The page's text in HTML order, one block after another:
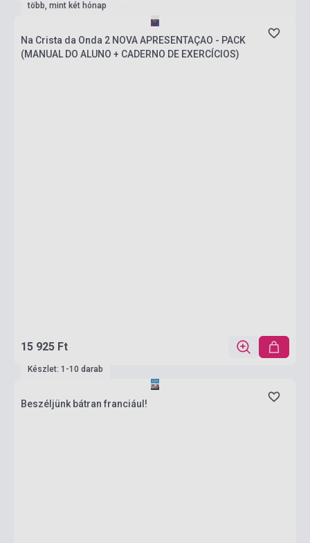
több, mint két hónap
Na Crista da Onda 2 NOVA APRESENTAÇAO - PACK
(MANUAL DO ALUNO + CADERNO DE EXERCÍCIOS)
15 925 Ft
Készlet: 1-10 darab
Beszéljünk bátran franciául!